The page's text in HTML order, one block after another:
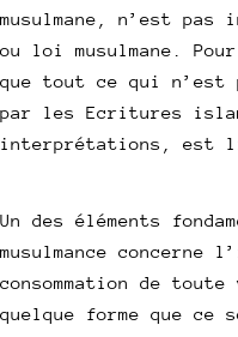
musulmane, n’est
ou loi musulmane.
que tout ce qui n’est
par les Ecritures
interprétations, est
Un des éléments
musulmance
consommation de
quelque forme que ce